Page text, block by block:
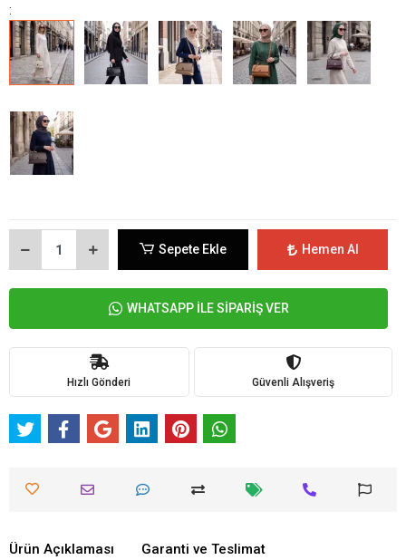
:
Sepete Ekle Hemen Al
WHATSAPP İLE SİPARİŞ VER
Hızlı Gönderi Güvenli Alışveriş
Ürün Açıklaması Garanti ve Teslimat